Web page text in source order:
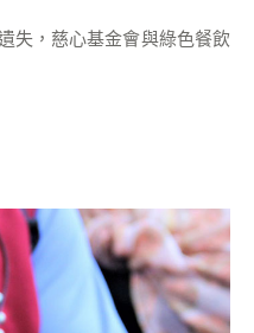
失，慈心基金會與綠色餐飲